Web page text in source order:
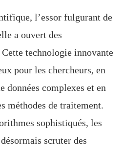
l’essor fulgurant de
a ouvert des
technologie innovante
pour les chercheurs, en
données complexes et en
méthodes de traitement.
sophistiqués, les
scruter des